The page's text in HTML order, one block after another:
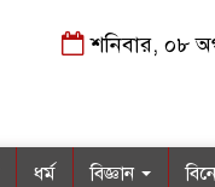
শনিবার, ০৮
ধর্ম বিজ্ঞান